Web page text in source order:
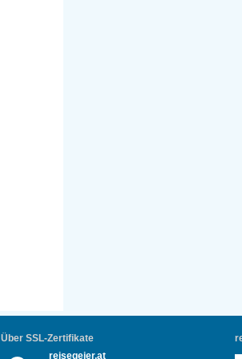
Über SSL-Zertifikate
reisegeier.at